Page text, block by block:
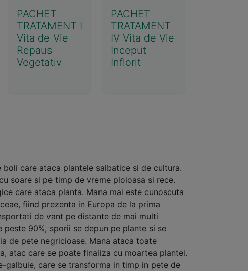
PACHET
TRATAMENT I
Vita de Vie
Repaus
Vegetativ
PACHET
TRATAMENT
IV Vita de Vie
Inceput
Inflorit
care ataca plantele salbatice si de cultura.
soare si pe timp de vreme ploioasa si rece.
care ataca planta. Mana mai este cunoscuta
fiind prezenta in Europa de la prima
de vant pe distante de mai multi
90%, sporii se depun pe plante si se
de pete negricioase. Mana ataca toate
atac care se poate finaliza cu moartea plantei.
care se transforma in timp in pete de